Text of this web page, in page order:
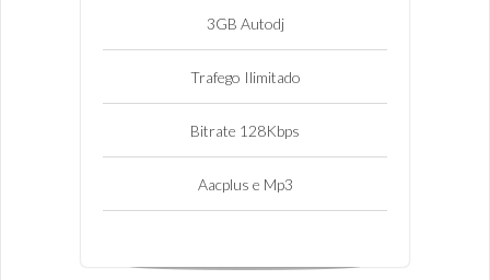
3GB Autodj
Trafego Ilimitado
Bitrate 128Kbps
Aacplus e Mp3